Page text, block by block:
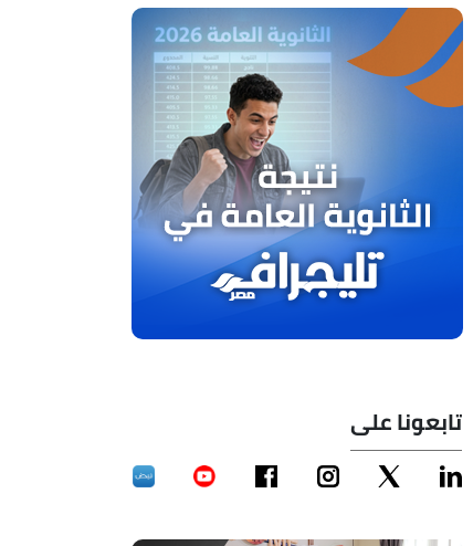
تابعونا على